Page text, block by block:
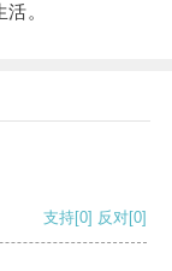
。
支持[0] 反对[0]